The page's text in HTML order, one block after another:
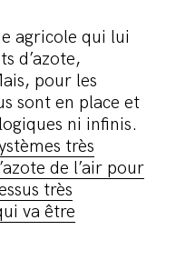
agricole qui lui
d’azote,
pour les
sont en place et
ni infinis.
très
de l’air pour
très
va être